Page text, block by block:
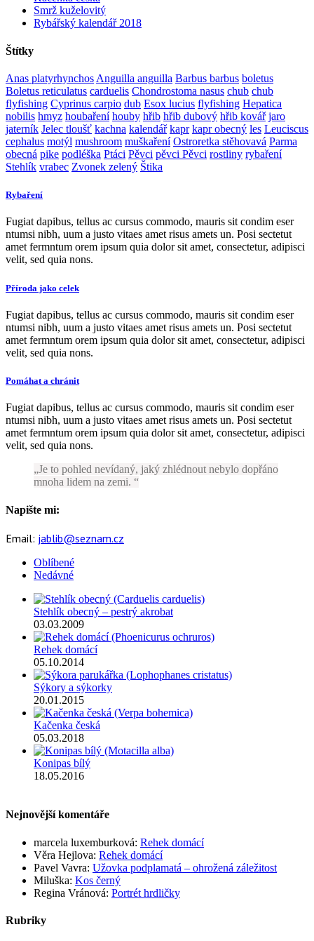
Smrž kuželovitý
Rybářský kalendář 2018
Štítky
Anas platyrhynchos Anguilla anguilla Barbus barbus boletus
Boletus reticulatus carduelis Chondrostoma nasus chub chub
flyfishing Cyprinus carpio dub Esox lucius flyfishing Hepatica
nobilis hmyz houbaření houby hřib hřib dubový hřib kovář jaro
jaterník Jelec tloušť kachna kalendář kapr kapr obecný les Leuciscus
cephalus motýl mushroom muškaření Ostroretka stěhovavá Parma
obecná pike podléška Ptáci Pěvci pěvci Pěvci rostliny rybaření
Stehlík vrabec Zvonek zelený Štika
Rybaření
Fugiat dapibus, tellus ac cursus commodo, mauris sit condim eser
ntumsi nibh, uum a justo vitaes amet risus amets un. Posi sectetut
amet fermntum orem ipsum quia dolor sit amet, consectetur, adipisci
velit, sed quia nons.
Příroda jako celek
Fugiat dapibus, tellus ac cursus commodo, mauris sit condim eser
ntumsi nibh, uum a justo vitaes amet risus amets un. Posi sectetut
amet fermntum orem ipsum quia dolor sit amet, consectetur, adipisci
velit, sed quia nons.
Pomáhat a chránit
Fugiat dapibus, tellus ac cursus commodo, mauris sit condim eser
ntumsi nibh, uum a justo vitaes amet risus amets un. Posi sectetut
amet fermntum orem ipsum quia dolor sit amet, consectetur, adipisci
velit, sed quia nons.
Je to pohled nevídaný, jaký zhlédnout nebylo dopřáno
mnoha lidem na zemi.
Napište mi:
Email: jablib@seznam.cz
Oblíbené
Nedávné
Stehlík obecný – pestrý akrobat
03.03.2009
Rehek domácí
05.10.2014
Sýkory a sýkorky
20.01.2015
Kačenka česká
05.03.2018
Konipas bílý
18.05.2016
Nejnovější komentáře
marcela luxemburková: Rehek domácí
Věra Hejlova: Rehek domácí
Pavel Vavra: Užovka podplamatá – ohrožená záležitost
Miluška: Kos černý
Regina Vránová: Portrét hrdličky
Rubriky